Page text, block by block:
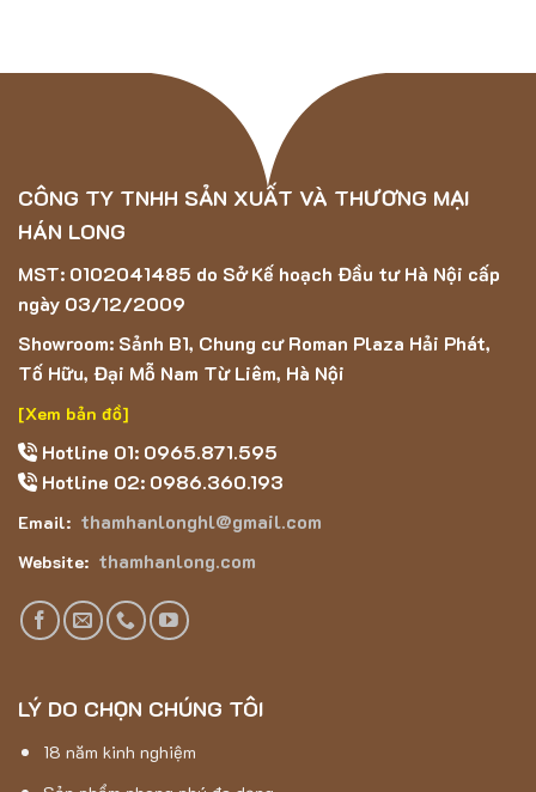
CÔNG TY TNHH SẢN XUẤT VÀ THƯƠNG MẠI
HÁN LONG
MST: 0102041485 do Sở Kế hoạch Đầu tư Hà Nội cấp
ngày 03/12/2009
Showroom: Sảnh B1, Chung cư Roman Plaza Hải Phát,
Tố Hữu, Đại Mỗ Nam Từ Liêm, Hà Nội
[Xem bản đồ]
Hotline 01: 0965.871.595
Hotline 02: 0986.360.193
Email: thamhanlonghl@gmail.com
Website: thamhanlong.com
LÝ DO CHỌN CHÚNG TÔI
18 năm kinh nghiệm